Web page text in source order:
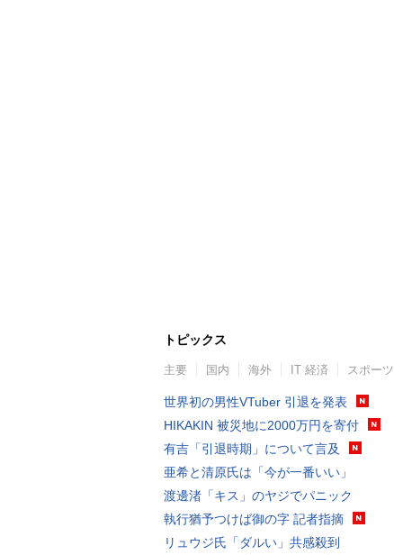
トピックス
主要 国内 海外 IT 経済 スポーツ
世界初の男性VTuber 引退を発表
HIKAKIN 被災地に2000万円を寄付
有吉「引退時期」について言及
亜希と清原氏は「今が一番いい」
渡邊渚「キス」のヤジでパニック
執行猶予つけば御の字 記者指摘
リュウジ氏「ダルい」共感殺到